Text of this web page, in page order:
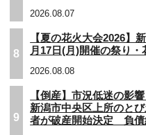
2026.08.07
8
【夏の花火大会2026】
月17日(月)開催の祭り・
2026.08.08
9
【倒産】市況低迷の影
新潟市中央区上所のと
者が破産開始決定 負債